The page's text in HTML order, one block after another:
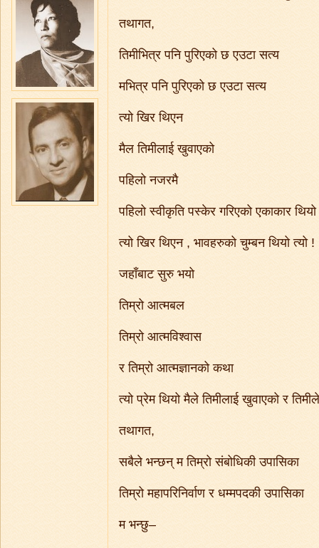
तथागत,
तिमीभित्र पनि पुरिएको छ एउटा सत्य
मभित्र पनि पुरिएको छ एउटा सत्य
त्यो खिर थिएन
मैल तिमीलाई खुवाएको
पहिलो नजरमै
पहिलो स्वीकृति पस्केर गरिएको एकाकार थियो
त्यो खिर थिएन , भावहरुको चुम्बन थियो त्यो !
जहाँबाट सुरु भयो
तिम्रो आत्मबल
तिम्रो आत्मविश्वास
र तिम्रो आत्मज्ञानको कथा
त्यो प्रेम थियो मैले तिमीलाई खुवाएको र
तथागत,
सबैले भन्छन् म तिम्रो संबोधिकी उपासिका
तिम्रो महापरिनिर्वाण र धम्मपदकी उपासिका
म भन्छु–